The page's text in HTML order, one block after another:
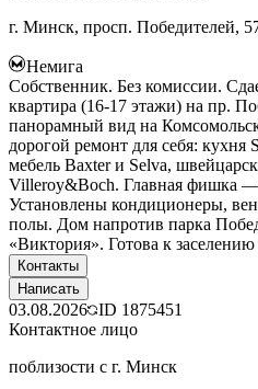
г. Минск, просп. Победителей,
Немига
Собственник. Без комиссии.
квартира (16-17 этажи) на пр.
панорамный вид на
дорогой ремонт для себя: кухня
мебель Baxter и Selva,
Villeroy&Boch. Главная фишка
Установлены кондиционеры,
полы. Дом напротив парка
«Виктория». Готова к заселению
Контакты
Написать
03.08.2026 ID 1875451
Контактное лицо
поблизости с г. Минск